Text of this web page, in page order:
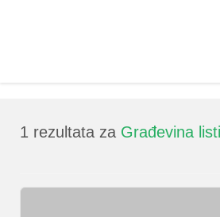
1 rezultata za Građevina